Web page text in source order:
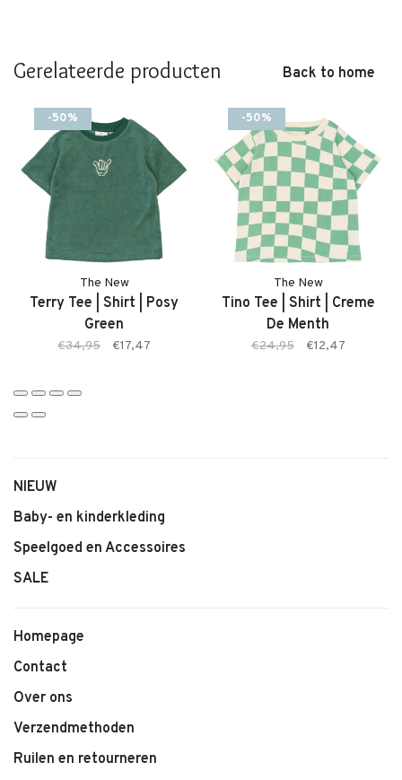
de zomergarderobe.
adviseren je graag.
Kenmerken
• Korte jongensbroek van The New
• Model: Terry Shorts
• Kleur: Posy Green (groen)
• Comfortabele pasvorm
• Makkelijk te combineren
• Geschikt voor dagelijks gebruik
Gerelateerde producten Back to home
-50%
The New
Terry Tee | Shirt | Posy
Green
€34,95 €17,47
-50%
The New
Tino Tee | Shirt | Creme
De Menth
€24,95 €12,47
NIEUW
Baby- en kinderkleding
Speelgoed en Accessoires
SALE
Homepage
Contact
Over ons
Verzendmethoden
Ruilen en retourneren